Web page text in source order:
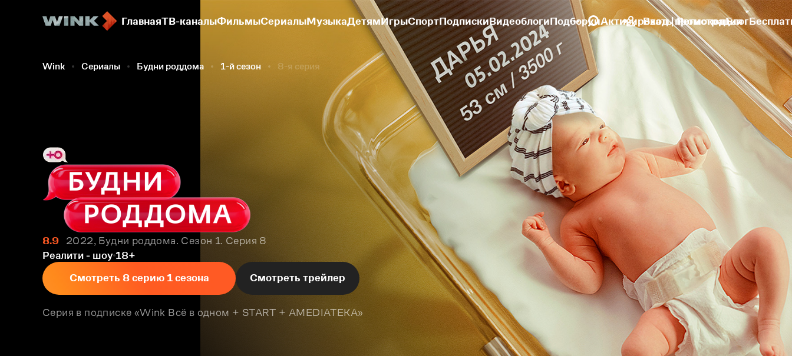
ГлавнаяТВ-каналыФильмыСериалыМузыкаДетямИгрыСпортПодпискиВидеоблогиПодборкиАктивировать промокодБлог
Вход | Регистрация
Wink Сериалы Будни роддома 1-й сезон 8-я серия
8.9
2022, Будни роддома. Сезон 1. Серия 8
Реалити - шоу 18+
Смотреть 8 серию 1 сезона
Смотреть трейлер
Серия в подписке «Wink Всё в одном + START + AMEDIATEKA»